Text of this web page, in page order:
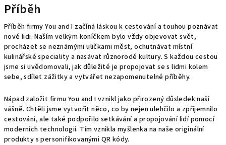
p
i
s
č
l
á
n
k
ů
Příběh
Příběh firmy You and I začíná láskou k cestování a touhou poznávat
nové lidi. Naším velkým koníčkem bylo vždy objevovat svět,
procházet se neznámými uličkami měst, ochutnávat místní
kulinářské speciality a nasávat různorodé kultury. S každou cestou
jsme si uvědomovali, jak důležité je propojovat se s lidmi kolem
sebe, sdílet zážitky a vytvářet nezapomenutelné příběhy.
Nápad založit firmu You and I vznikl jako přirozený důsledek naší
vášně. Chtěli jsme vytvořit něco, co by nejen ulehčilo a zpříjemnilo
cestování, ale také podpořilo setkávání a propojování lidí pomocí
moderních technologií. Tím vznikla myšlenka na naše originální
produkty s personifikovanými QR kódy.